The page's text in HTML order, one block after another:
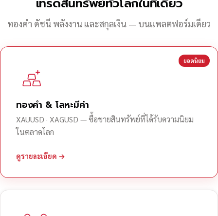
ทองคำ ดัชนี พลังงาน และสกุลเงิน — บนแพลตฟอร์มเดียว
ยอดนิยม
ทองคำ & โลหะมีค่า
XAUUSD · XAGUSD — ซื้อขายสินทรัพย์ที่ได้รับความนิยม
ในตลาดโลก
ดูรายละเอียด →